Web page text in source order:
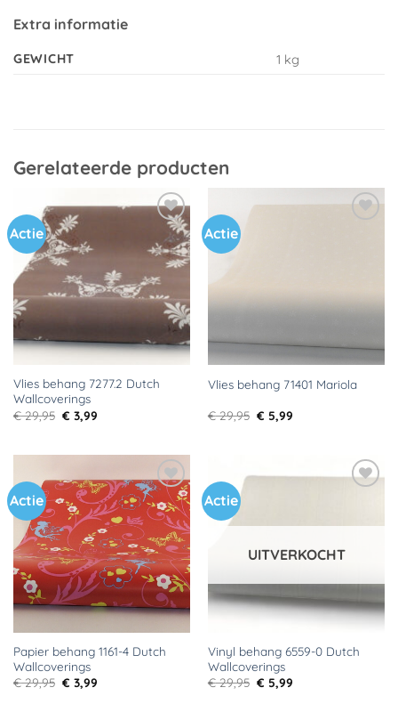
Extra informatie
GEWICHT 1 kg
Gerelateerde producten
Actie
Toevoegen
aan
verlanglijst
Vlies behang 7277.2 Dutch
Wallcoverings
€29,95 Oorspronkelijke
prijs
€ 3,99Huidige
Actie
Vlies behang 71401 Mariola
€29,95 Oorspronkelijke
prijs
€ 5,99Huidige
Actie
Toevoegen
aan
verlanglijst
Papier behang 1161-4 Dutch
Wallcoverings
€29,95 Oorspronkelijke
prijs
€ 3,99Huidige
Actie
verlanglijst
UITVERKOCHT
Vinyl behang 6559-0 Dutch
Wallcoverings
€29,95 Oorspronkelijke
prijs
€ 5,99Huidige